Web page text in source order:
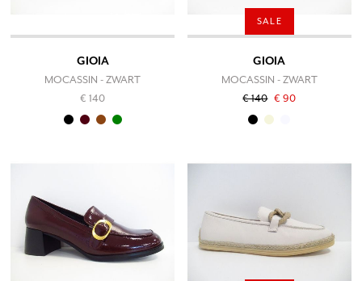
GIOIA
MOCASSIN - ZWART
€ 140
SALE
GIOIA
MOCASSIN - ZWART
€ 140 € 90